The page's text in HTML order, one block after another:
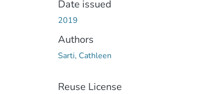
Date issued
2019
Authors
Sarti, Cathleen
Reuse License